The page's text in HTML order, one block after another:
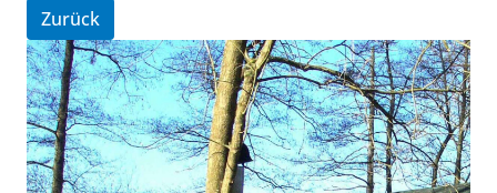
Zurück